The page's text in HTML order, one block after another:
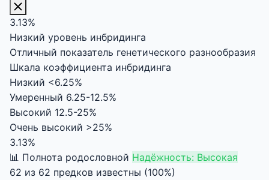
3.13%
Низкий уровень инбридинга
Отличный показатель генетического разнообразия
Шкала коэффициента инбридинга
Низкий <6.25%
Умеренный 6.25-12.5%
Высокий 12.5-25%
Очень высокий >25%
3.13%
📊 Полнота родословной Надёжность: Высокая
62 из 62 предков известны (100%)